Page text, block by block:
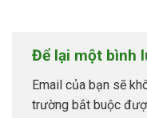
Để lại một bình
Email của bạn sẽ
trường bắt buộc